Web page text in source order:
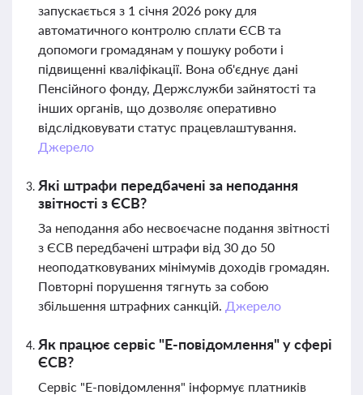
запускається з 1 січня 2026 року для
автоматичного контролю сплати ЄСВ та
допомоги громадянам у пошуку роботи і
підвищенні кваліфікації. Вона об'єднує дані
Пенсійного фонду, Держслужби зайнятості та
інших органів, що дозволяє оперативно
відслідковувати статус працевлаштування.
Джерело
Які штрафи передбачені за неподання
звітності з ЄСВ?
За неподання або несвоєчасне подання звітності
з ЄСВ передбачені штрафи від 30 до 50
неоподатковуваних мінімумів доходів громадян.
Повторні порушення тягнуть за собою
збільшення штрафних санкцій. Джерело
Як працює сервіс "Е-повідомлення" у сфері
ЄСВ?
Сервіс "Е-повідомлення" інформує платників